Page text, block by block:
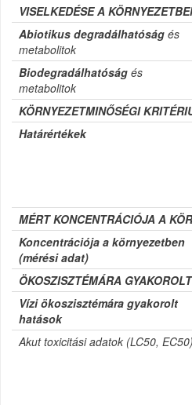
VISELKEDÉSE A
Abiotikus degradálhatóság és
metabolitok
Biodegradálhatóság és
metabolitok
KÖRNYEZETMINŐSÉGI
Határértékek
MÉRT KONCENTRÁCIÓJA A
Koncentrációja a környezetben
(mérési adat)
ÖKOSZISZTÉMÁRA
Vízi ökoszisztémára gyakorolt
hatások
Akut toxicitási adatok (LC50, EC50)